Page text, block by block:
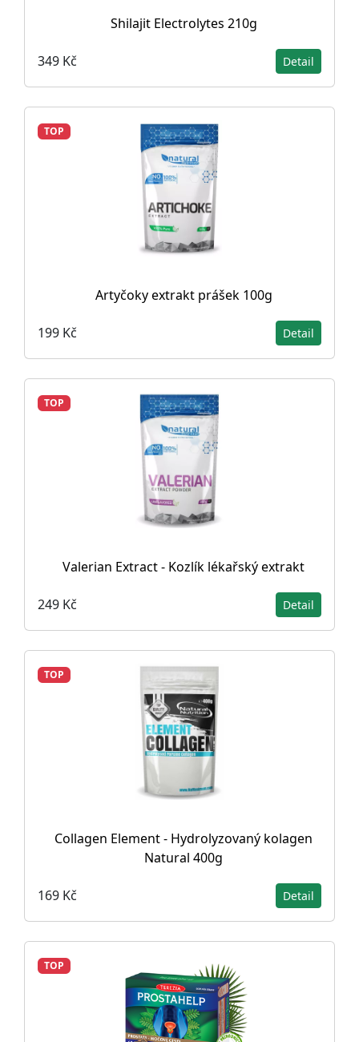
Shilajit Electrolytes 210g
349 Kč Detail
TOP
Artyčoky extrakt prášek 100g
199 Kč Detail
TOP
Valerian Extract - Kozlík lékařský extrakt
249 Kč Detail
TOP
Collagen Element - Hydrolyzovaný kolagen
Natural 400g
169 Kč Detail
TOP